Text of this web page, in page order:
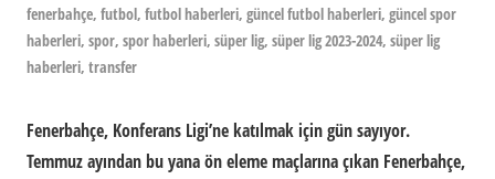
fenerbahçe, futbol, futbol haberleri, güncel futbol haberleri, güncel spor
haberleri, spor, spor haberleri, süper lig, süper lig 2023-2024, süper lig
haberleri, transfer
Fenerbahçe, Konferans Ligi’ne katılmak için gün sayıyor.
Temmuz ayından bu yana ön eleme maçlarına çıkan Fenerbahçe,